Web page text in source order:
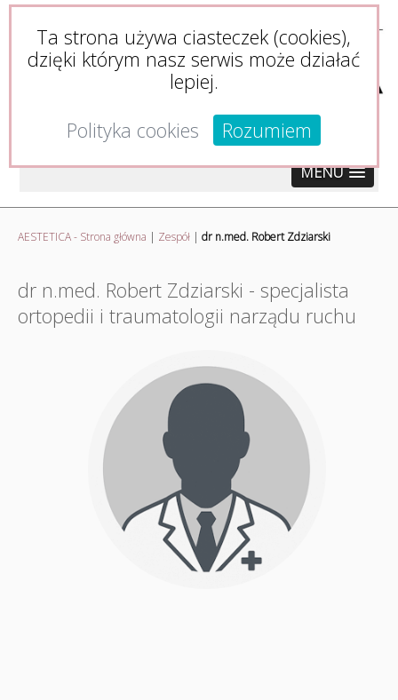
MENU
AESTETICA - Strona główna | Zespół | dr n.med. Robert Zdziarski
dr n.med. Robert Zdziarski - specjalista
ortopedii i traumatologii narządu ruchu
Ta strona używa ciasteczek (cookies),
dzięki którym nasz serwis może działać
lepiej.
Polityka cookies
Rozumiem